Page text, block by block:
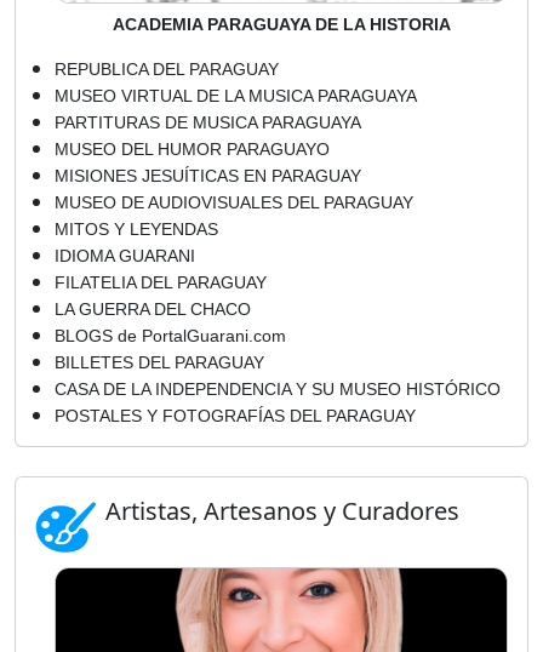
ACADEMIA PARAGUAYA DE LA HISTORIA
REPUBLICA DEL PARAGUAY
MUSEO VIRTUAL DE LA MUSICA PARAGUAYA
PARTITURAS DE MUSICA PARAGUAYA
MUSEO DEL HUMOR PARAGUAYO
MISIONES JESUÍTICAS EN PARAGUAY
MUSEO DE AUDIOVISUALES DEL PARAGUAY
MITOS Y LEYENDAS
IDIOMA GUARANI
FILATELIA DEL PARAGUAY
LA GUERRA DEL CHACO
BLOGS de PortalGuarani.com
BILLETES DEL PARAGUAY
CASA DE LA INDEPENDENCIA Y SU MUSEO HISTÓRICO
POSTALES Y FOTOGRAFÍAS DEL PARAGUAY
Artistas, Artesanos y Curadores